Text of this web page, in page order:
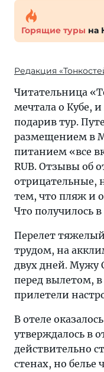
Горящие туры на
Редакция
Читательница
мечтала о Кубе,
подарив тур.
размещением в
питанием «все
RUB. Отзывы об
отрицательные,
тем, что пляж и
Что получилось в
Перелет
трудом, на
двух дней. Мужу
перед вылетом, в
прилетели
В отеле
утверждалось в
действительно
стенах, но белье